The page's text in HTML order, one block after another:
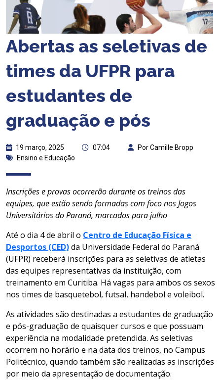
Abertas as seletivas de
times da UFPR para
estudantes de
graduação e pós
19 março, 2025 07:04
Por Camille Bropp
Ensino e Educação
Inscrições e provas ocorrerão durante os treinos das
equipes, que estão sendo formadas com foco nos Jogos
Universitários do Paraná, marcados para julho
Até o dia 4 de abril o Centro de Educação Física e
Desportos (CED)da Universidade Federal do Paraná
(UFPR) receberá inscrições para as seletivas de atletas
das equipes representativas da instituição, com
treinamento em Curitiba. Há vagas para ambos os sexos
nos times de basquetebol, futsal, handebol e voleibol.
As atividades são destinadas a estudantes de graduação
e pós-graduação de quaisquer cursos e que possuam
experiência na modalidade pretendida. As seletivas
ocorrem no horário e na data dos treinos, no Campus
Politécnico, quando também são realizadas as inscrições
por meio da apresentação de documentação.